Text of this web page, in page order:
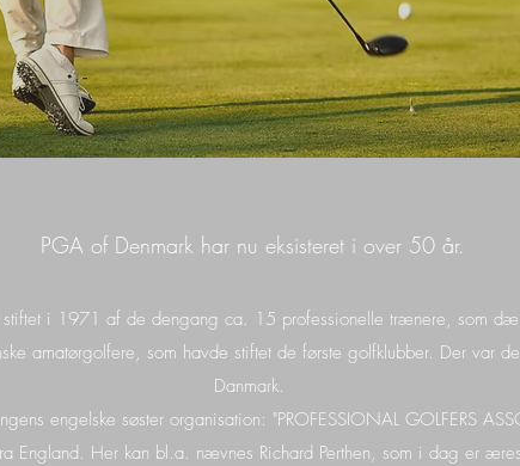
PGA of Denmark har nu eksisteret i over 50 år.
stiftet i 1971 af de dengang ca. 15 professionelle trænere, som
amatørgolfere, som havde stiftet de første golfklubber. Der var
Danmark.
engelske søster organisation: "PROFESSIONAL GOLFERS
England. Her kan bl.a. nævnes Richard Perthen, som i dag er